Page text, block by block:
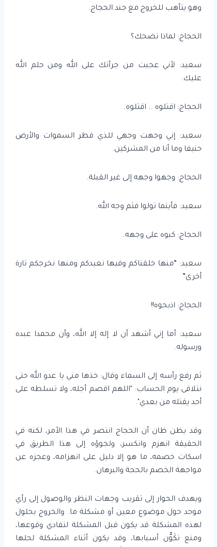
وهو يتأهب للخروج مع جند الحجاج.
الحجاج: لماذا تضحك؟
سعيد: لأني عجبت من جرأتك على الله ومن حلم الله
عليك.
الحجاج: اقتلوه .. اقتلوه.
سعيد: إني وجهت وجهي للذي فطر السموات والأرض
حنيفا وما أنا من المشركين.
الحجاج: وجهوا وجهه إلى غير القبلة.
سعيد: فأينما تولوا فثم وجه الله.
الحجاج: كبوه على وجهه.
سعيد: “منها خلقناكم وفيها نعيدكم ومنها نخرجكم تارة
أخرى”
الحجاج: اذبحوه!!
سعيد: أما إني أشهد أن لا إله إلا الله، وأن محمدا عبده
ورسوله.
ثم رفع رأسه إلى السماء وقال: خذها مني يا عدو الله حتى
نتلاقى يوم الحساب: ‘اللهم اقصم أجله، ولا تسلطه على
أحد يقتله من بعدي’.
وقد يظن ظان أن الحجاج انتصر في هذا الأمر، لكنه في
الحقيقة انهزم وانكسر، ولجوؤه إلى هذا الطريق في
اسكات خصمه، ما هو إلا دليل على انهزامه، وعجزه عن
مواجهة الخصم بالحجة والبرهان.
ويهدف الحوار إلى تقريب وجهات النظر والوصول إلى رأي
موحد حول موضوع معين أو مشكلة ما. والخروج بحلول
لهذه المشكلة قد يكون قبل المشكلة لتفادي وقوعها،
ومنع تكَوُّن أسبابها، وقد يكون أثناء المشكلة لحلها